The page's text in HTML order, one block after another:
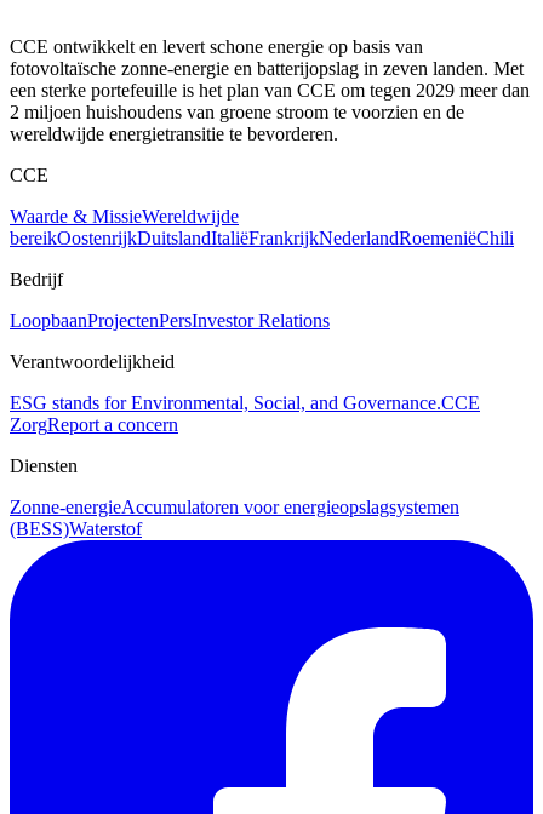
CCE ontwikkelt en levert schone energie op basis van
fotovoltaïsche zonne-energie en batterijopslag in zeven landen. Met
een sterke portefeuille is het plan van CCE om tegen 2029 meer dan
2 miljoen huishoudens van groene stroom te voorzien en de
wereldwijde energietransitie te bevorderen.
CCE
Waarde & MissieWereldwijde
bereikOostenrijkDuitslandItaliëFrankrijkNederlandRoemeniëChili
Bedrijf
LoopbaanProjectenPersInvestor Relations
Verantwoordelijkheid
ESG stands for Environmental, Social, and Governance.CCE
ZorgReport a concern
Diensten
Zonne-energieAccumulatoren voor energieopslagsystemen
(BESS)Waterstof